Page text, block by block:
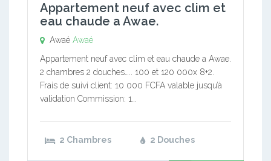
Appartement neuf avec clim et
eau chaude a Awae.
Awaé Awaé
Appartement neuf avec clim et eau chaude a Awae.
2 chambres 2 douches….. 100 et 120 000x 8+2.
Frais de suivi client: 10 000 FCFA valable jusqu’à
validation Commission: 1…
2 Chambres 2 Douches